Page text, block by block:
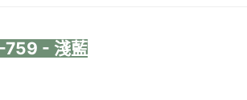
759 - 淺藍